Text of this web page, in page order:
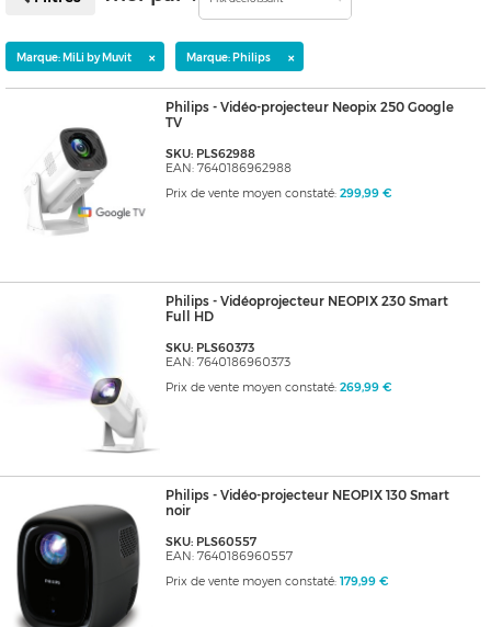
Marque: MiLi by Muvit × Marque: Philips ×
Philips - Vidéo-projecteur Neopix 250 Google
TV
SKU: PLS62988
EAN: 7640186962988
Prix de vente moyen constaté: 299,99 €
Philips - Vidéoprojecteur NEOPIX 230 Smart
Full HD
SKU: PLS60373
EAN: 7640186960373
Prix de vente moyen constaté: 269,99 €
Philips - Vidéo-projecteur NEOPIX 130 Smart
noir
SKU: PLS60557
EAN: 7640186960557
Prix de vente moyen constaté: 179,99 €